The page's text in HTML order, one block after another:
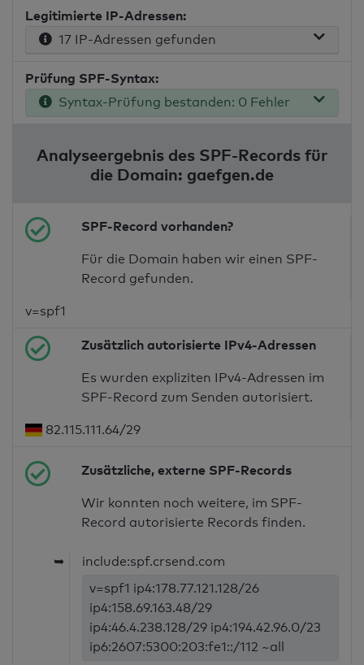
Legitimierte IP-Adressen:
17 IP-Adressen gefunden
Prüfung SPF-Syntax:
Syntax-Prüfung bestanden: 0 Fehler
Analyseergebnis des SPF-Records für
die Domain: gaefgen.de
SPF-Record vorhanden?
Für die Domain haben wir einen SPF-
Record gefunden.
v=spf1
Zusätzlich autorisierte IPv4-Adressen
Es wurden expliziten IPv4-Adressen im
SPF-Record zum Senden autorisiert.
82.115.111.64/29
Zusätzliche, externe SPF-Records
Wir konnten noch weitere, im SPF-
Record autorisierte Records finden.
➥
include:spf.crsend.com
v=spf1 ip4:178.77.121.128/26
ip4:158.69.163.48/29
ip4:46.4.238.128/29 ip4:194.42.96.0/23
ip6:2607:5300:203:fe1::/112 ~all